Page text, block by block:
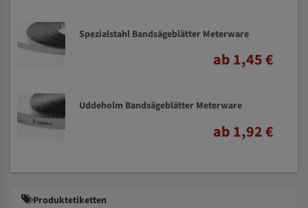
Spezialstahl Bandsägeblätter Meterware
ab 1,45 €
Uddeholm Bandsägeblätter Meterware
ab 1,92 €
Produktetiketten